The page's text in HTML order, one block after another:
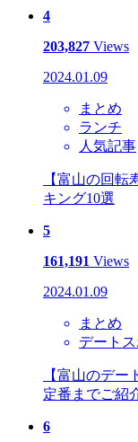
4
203,827 Views
2024.01.09
まとめ
ランチ
人気記事
【富山の回転
キング10選
5
161,191 Views
2024.01.09
まとめ
デートス
【富山のデ
定番までご紹
6